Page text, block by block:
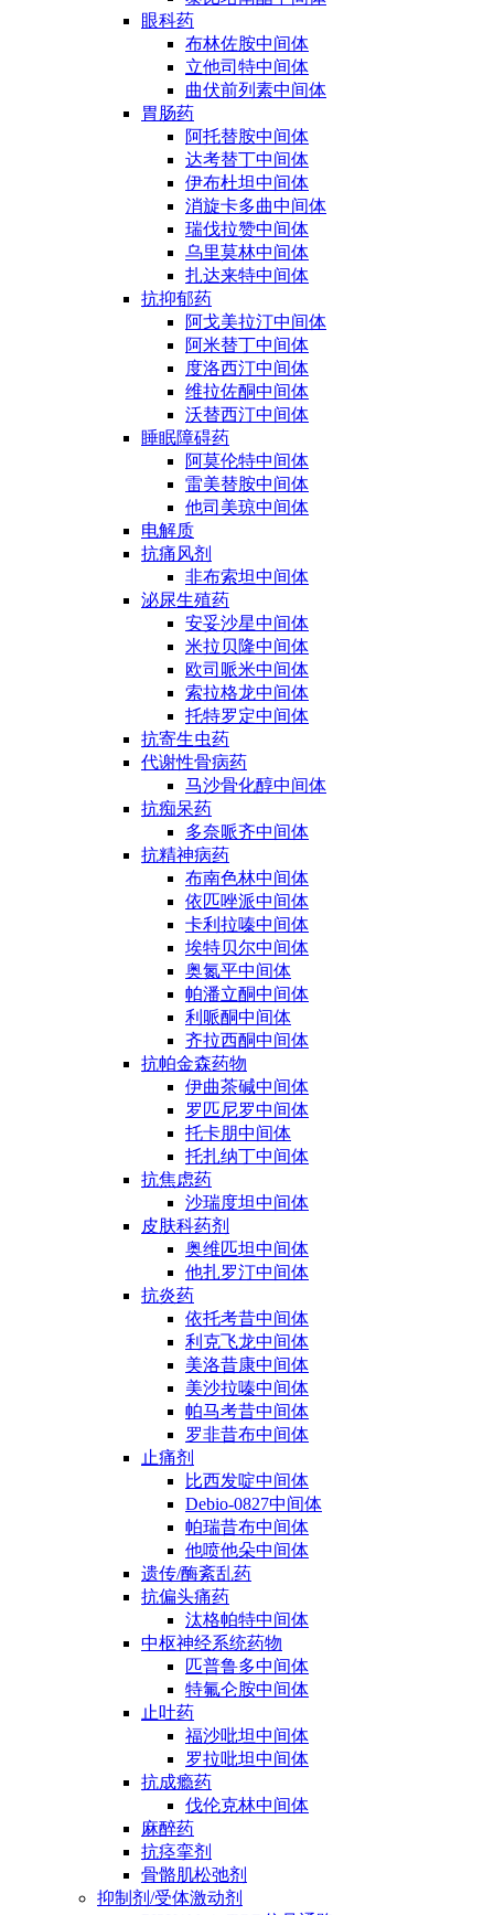
眼科药
布林佐胺中间体
立他司特中间体
曲伏前列素中间体
胃肠药
阿托替胺中间体
达考替丁中间体
伊布杜坦中间体
消旋卡多曲中间体
瑞伐拉赞中间体
乌里莫林中间体
扎达来特中间体
抗抑郁药
阿戈美拉汀中间体
阿米替丁中间体
度洛西汀中间体
维拉佐酮中间体
沃替西汀中间体
睡眠障碍药
阿莫伦特中间体
雷美替胺中间体
他司美琼中间体
电解质
抗痛风剂
非布索坦中间体
泌尿生殖药
安妥沙星中间体
米拉贝隆中间体
欧司哌米中间体
索拉格龙中间体
托特罗定中间体
抗寄生虫药
代谢性骨病药
马沙骨化醇中间体
抗痴呆药
多奈哌齐中间体
抗精神病药
布南色林中间体
依匹唑派中间体
卡利拉嗪中间体
埃特贝尔中间体
奥氮平中间体
帕潘立酮中间体
利哌酮中间体
齐拉西酮中间体
抗帕金森药物
伊曲茶碱中间体
罗匹尼罗中间体
托卡朋中间体
托扎纳丁中间体
抗焦虑药
沙瑞度坦中间体
皮肤科药剂
奥维匹坦中间体
他扎罗汀中间体
抗炎药
依托考昔中间体
利克飞龙中间体
美洛昔康中间体
美沙拉嗪中间体
帕马考昔中间体
罗非昔布中间体
止痛剂
比西发啶中间体
Debio-0827中间体
帕瑞昔布中间体
他喷他朵中间体
遗传/酶紊乱药
抗偏头痛药
汰格帕特中间体
中枢神经系统药物
匹普鲁多中间体
特氟仑胺中间体
止吐药
福沙吡坦中间体
罗拉吡坦中间体
抗成瘾药
伐伦克林中间体
麻醉药
抗痉挛剂
骨骼肌松弛剂
抑制剂/受体激动剂